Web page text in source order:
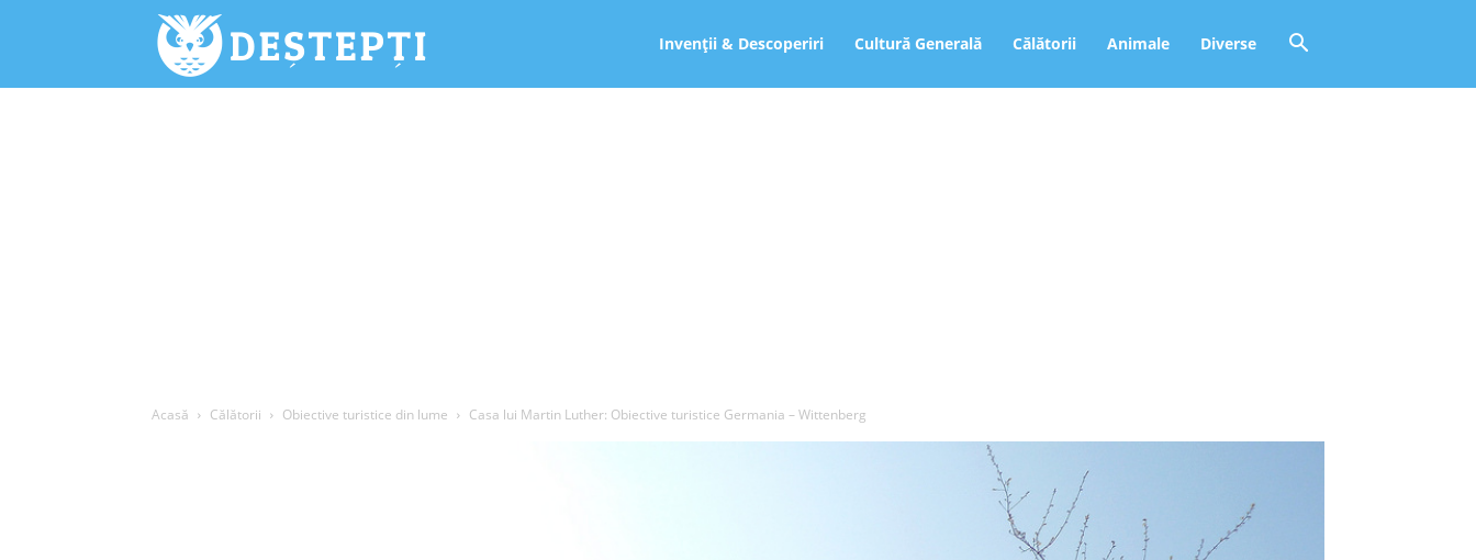
Deștepți.ro Invenții & Descoperiri Cultură Generală Călătorii Animale Diverse
Acasă Călătorii Obiective turistice din lume Casa lui Martin Luther: Obiective turistice Germania – Wittenberg